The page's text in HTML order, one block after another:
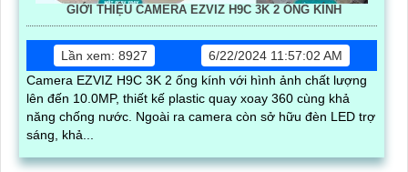
GIỚI THIỆU CAMERA EZVIZ H9C 3K 2 ỐNG KÍNH
Lần xem: 8927
6/22/2024 11:57:02 AM
Camera EZVIZ H9C 3K 2 ống kính với hình ảnh chất lượng
lên đến 10.0MP, thiết kế plastic quay xoay 360 cùng khả
năng chống nước. Ngoài ra camera còn sở hữu đèn LED trợ
sáng, khả...